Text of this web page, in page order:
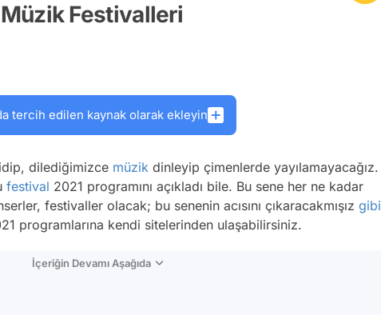
Festivalleri
tercih edilen kaynak olarak ekleyin
dilediğimizce müzik dinleyip çimenlerde yayılamayacağız.
festival 2021 programını açıkladı bile. Bu sene her ne kadar
festivaller olacak; bu senenin acısını çıkaracakmışız gibi
programlarına kendi sitelerinden ulaşabilirsiniz.
İçeriğin Devamı Aşağıda